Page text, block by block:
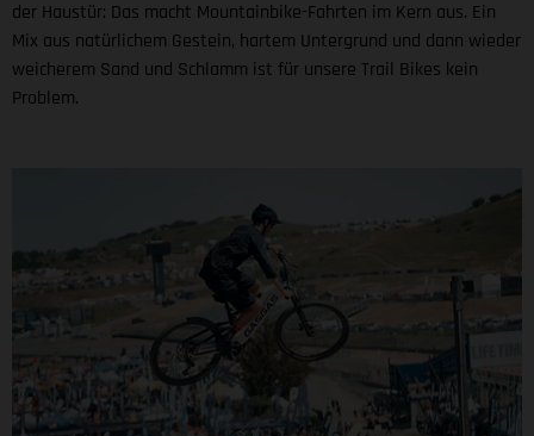
der Haustür: Das macht Mountainbike-Fahrten im Kern aus. Ein
Mix aus natürlichem Gestein, hartem Untergrund und dann wieder
weicherem Sand und Schlamm ist für unsere Trail Bikes kein
Problem.